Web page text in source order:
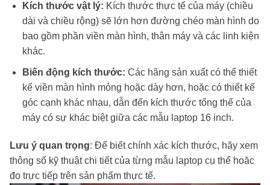
Kích thước vật lý: Kích thước thực tế của máy (chiều
dài và chiều rộng) sẽ lớn hơn đường chéo màn hình do
bao gồm phần viền màn hình, thân máy và các linh kiện
khác.
Biến động kích thước: Các hãng sản xuất có thể thiết
kế viền màn hình mỏng hoặc dày hơn, hoặc có thiết kế
góc cạnh khác nhau, dẫn đến kích thước tổng thể của
máy có sự khác biệt giữa các mẫu laptop 16 inch.
Lưu ý quan trọng: Để biết chính xác kích thước, hãy xem
thông số kỹ thuật chi tiết của từng mẫu laptop cụ thể hoặc
đo trực tiếp trên sản phẩm thực tế.